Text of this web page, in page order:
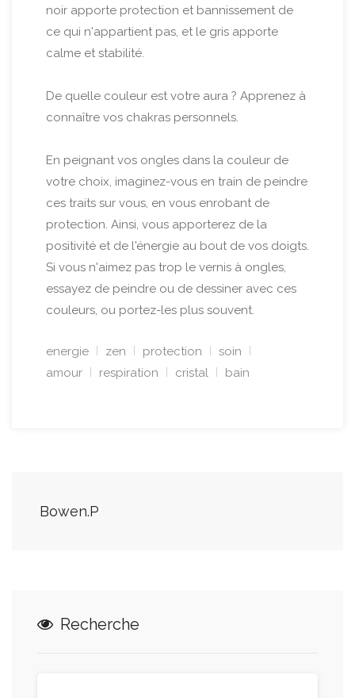
noir apporte protection et bannissement de
ce qui n'appartient pas, et le gris apporte
calme et stabilité.
De quelle couleur est votre aura ? Apprenez à
connaître vos chakras personnels.
En peignant vos ongles dans la couleur de
votre choix, imaginez-vous en train de peindre
ces traits sur vous, en vous enrobant de
protection. Ainsi, vous apporterez de la
positivité et de l'énergie au bout de vos doigts.
Si vous n'aimez pas trop le vernis à ongles,
essayez de peindre ou de dessiner avec ces
couleurs, ou portez-les plus souvent.
energie zen protection
soin
amour
respiration cristal bain
Bowen.P
Recherche